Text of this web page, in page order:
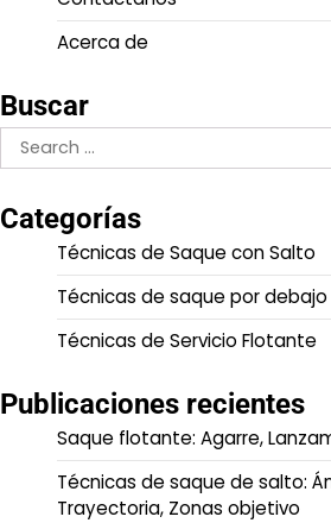
Acerca de
Buscar
Search
for:
Categorías
Técnicas de Saque con Salto
Técnicas de saque por debajo
Técnicas de Servicio Flotante
Publicaciones recientes
Saque flotante: Agarre,
Técnicas de saque de salto:
Trayectoria, Zonas objetivo